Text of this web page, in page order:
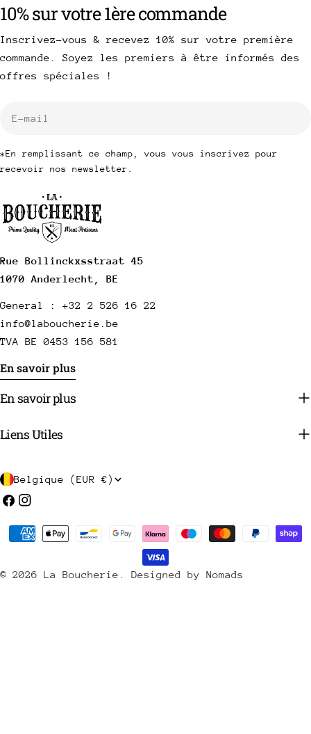
Rue Bollinckxsstraat 45
1070 Anderlecht, BE
General : +32 2 526 16 22
info@laboucherie.be
TVA BE 0453 156 581
En savoir plus
En savoir plus
Liens Utiles
10% sur votre 1ère commande
Inscrivez-vous & recevez 10% sur votre première
commande. Soyez les premiers à être informés des
offres spéciales !
*En remplissant ce champ, vous vous inscrivez pour
recevoir nos newsletter.
P
a
/
Belgique (EUR €)
Facebook
Instagram
© 2026 La Boucherie Designed by Nomads
Méthodes
payement